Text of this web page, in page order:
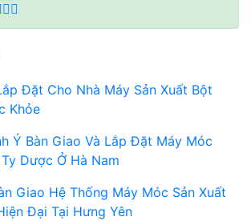
Đặt Cho Nhà Máy Sản Xuất Bột
Khỏe
Ý Bàn Giao Và Lắp Đặt Máy Móc
Dược Ở Hà Nam
Giao Hệ Thống Máy Móc Sản Xuất
Đại Tại Hưng Yên